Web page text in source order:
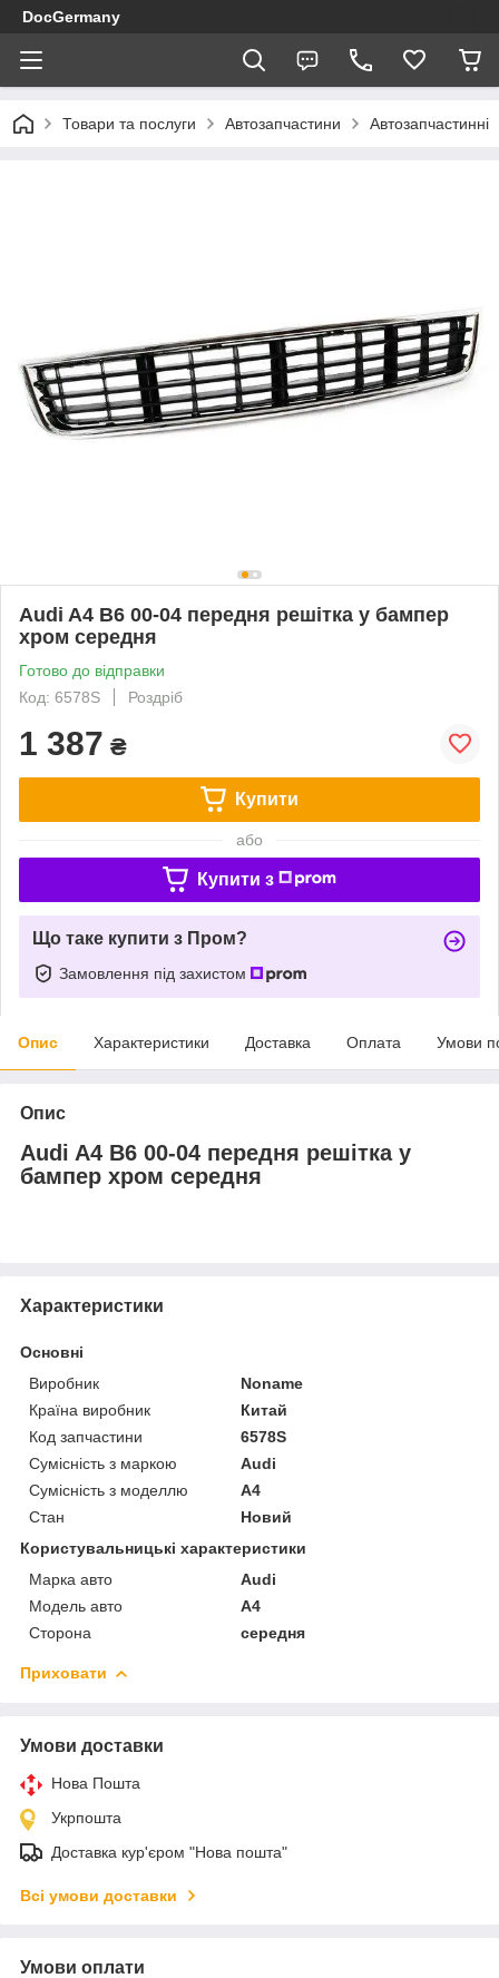
DocGermany
Товари та послуги Автозапчастини Автозапчастинні
Audi A4 B6 00-04 передня решітка у бампер
хром середня
Готово до відправки
Код: 6578S
Роздріб
1 387 ₴
Купити
або
Купити з
Що таке купити з Пром?
Замовлення під захистом
Опис Характеристики Доставка Оплата Умови
Опис
Audi A4 B6 00-04 передня решітка у
бампер хром середня
Характеристики
Основні
Виробник
Noname
Країна виробник
Китай
Код запчастини
6578S
Сумісність з маркою
Audi
Сумісність з моделлю
A4
Стан
Новий
Користувальницькі характеристики
Марка авто
Audi
Модель авто
A4
Сторона
середня
Приховати
Умови доставки
Нова Пошта
Укрпошта
Доставка кур'єром "Нова пошта"
Всі умови доставки
Умови оплати